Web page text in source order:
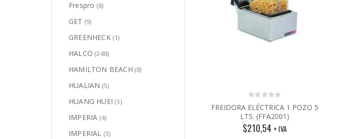
0
out
of
5
FREIDORA ELÉCTRICA 1 POZO 5
LTS. (FFA2001)
$210,54 + IVA
Frespro (8)
GET (9)
GREENHECK (1)
HALCO (248)
HAMILTON BEACH (8)
HUALIAN (5)
HUANG HUEI (3)
IMPERIA (4)
IMPERIAL (3)